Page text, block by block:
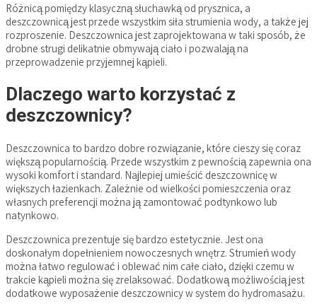
Różnicą pomiędzy klasyczną słuchawką od prysznica, a
deszczownicą jest przede wszystkim siła strumienia wody, a także jej
rozproszenie. Deszczownica jest zaprojektowana w taki sposób, że
drobne strugi delikatnie obmywają ciało i pozwalają na
przeprowadzenie przyjemnej kąpieli.
Dlaczego warto korzystać z
deszczownicy?
Deszczownica to bardzo dobre rozwiązanie, które cieszy się coraz
większą popularnością. Przede wszystkim z pewnością zapewnia ona
wysoki komfort i standard. Najlepiej umieścić deszczownicę w
większych łazienkach. Zależnie od wielkości pomieszczenia oraz
własnych preferencji można ją zamontować podtynkowo lub
natynkowo.
Deszczownica prezentuje się bardzo estetycznie. Jest ona
doskonałym dopełnieniem nowoczesnych wnętrz. Strumień wody
można łatwo regulować i oblewać nim całe ciało, dzięki czemu w
trakcie kąpieli można się zrelaksować. Dodatkową możliwością jest
dodatkowe wyposażenie deszczownicy w system do hydromasażu.